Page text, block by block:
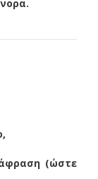
(ώστε